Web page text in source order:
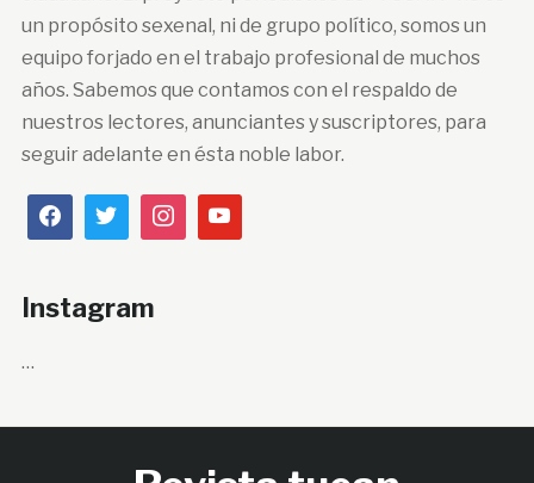
un propósito sexenal, ni de grupo político, somos un
equipo forjado en el trabajo profesional de muchos
años. Sabemos que contamos con el respaldo de
nuestros lectores, anunciantes y suscriptores, para
seguir adelante en ésta noble labor.
Instagram
…